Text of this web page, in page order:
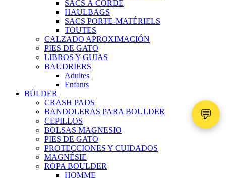
SACS À CORDE
HAULBAGS
SACS PORTE-MATÉRIELS
TOUTES
CALZADO APROXIMACIÓN
PIES DE GATO
LIBROS Y GUIAS
BAUDRIERS
Adultes
Enfants
BÚLDER
CRASH PADS
BANDOLERAS PARA BOULDER
CEPILLOS
BOLSAS MAGNESIO
PIES DE GATO
PROTECCIONES Y CUIDADOS
MAGNÉSIE
ROPA BOULDER
HOMME
💬